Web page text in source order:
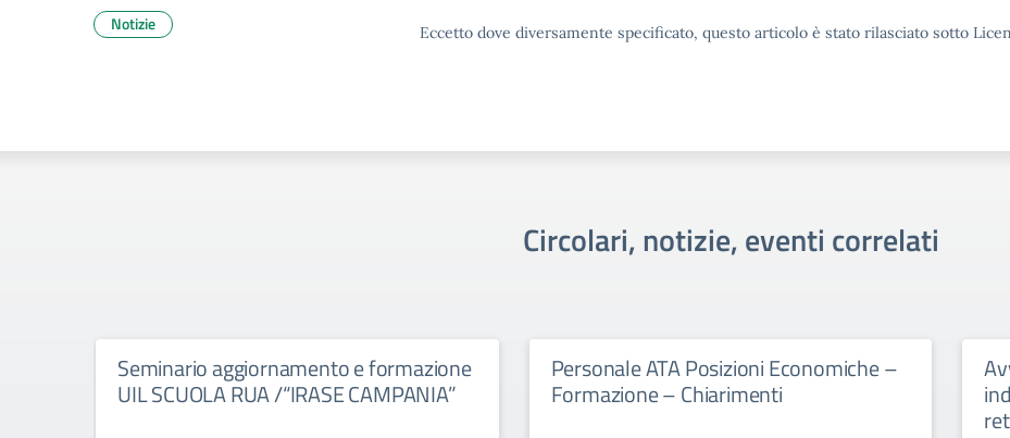
Eccetto dove diversamente specificato, questo articolo è stato rilasciato sotto
Notizie
Circolari, notizie, eventi correlati
Seminario aggiornamento e formazione
UIL SCUOLA RUA /“IRASE CAMPANIA”
Personale ATA Posizioni Economiche –
Formazione – Chiarimenti